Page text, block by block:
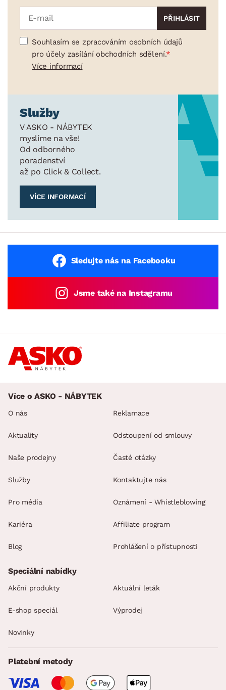
Souhlasím se zpracováním osobních údajů
pro účely zasílání obchodních sdělení.
Více informací
Služby
V ASKO - NÁBYTEK
myslíme na vše!
Od odborného
poradenství
až po Click & Collect.
VÍCE INFORMACÍ
Sledujte nás na Facebooku
Jsme také na Instagramu
Více o ASKO - NÁBYTEK
O nás
Aktuality
Naše prodejny
Služby
Pro média
Kariéra
Blog
Reklamace
Odstoupení od smlouvy
Časté otázky
Kontaktujte nás
Oznámení - Whistleblowing
Affiliate program
Prohlášení o přístupnosti
Speciální nabídky
Akční produkty Aktuální leták
E-shop speciál Výprodej
Novinky
Platební metody